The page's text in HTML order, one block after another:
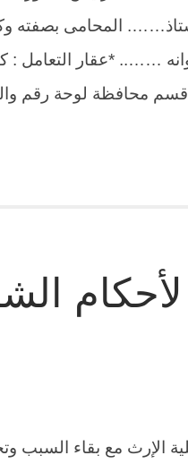
المحامى بصفته
…….. *عقار التعامل :
قسم محافظة لوحة رقم
الإرث مع بقاء السبب